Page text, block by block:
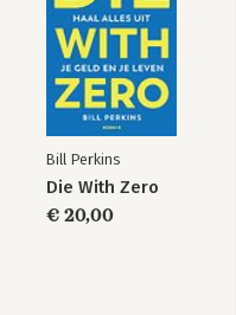
Bill Perkins
Die With Zero
€ 20,00